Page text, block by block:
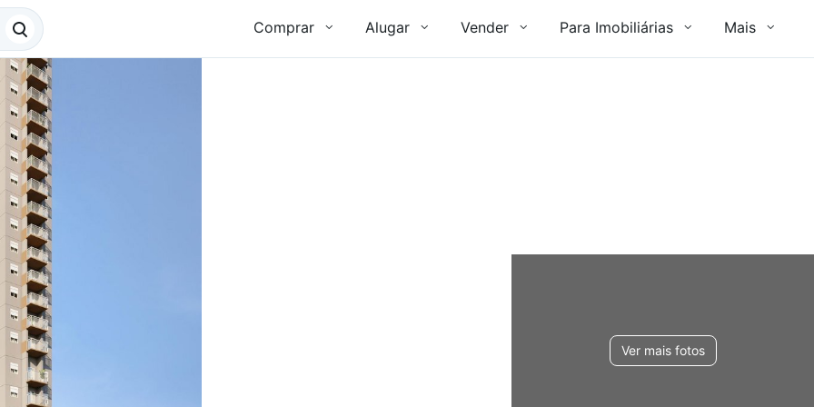
Comprar Alugar Vender Para Imobiliárias Mais
Ver mais fotos